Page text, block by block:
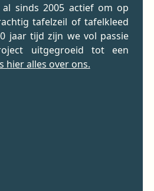
al sinds 2005 actief om op
tafelzeil of tafelkleed
jaar tijd zijn we vol passie
uitgegroeid tot een
hier alles over ons.